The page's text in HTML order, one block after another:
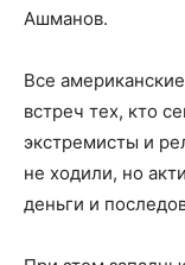
Ашманов.
Все
встреч тех, кто
экстремисты и
не ходили, но
деньги и